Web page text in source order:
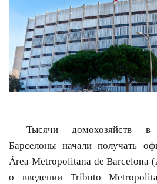
Тысячи домохозяйств
Барселоны начали получать
Área Metropolitana de Barcelona
о введении Tributo